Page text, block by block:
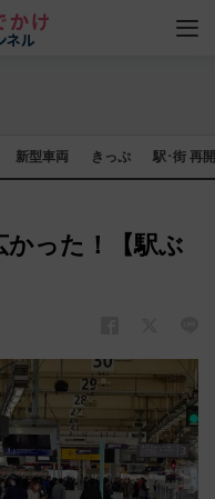
新型車両 きっぷ 駅･街 再
った！【駅ぶ